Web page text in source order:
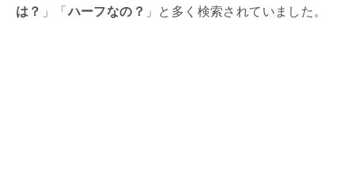
は？ 」「ハーフなの？ 」と多く検索されていました。